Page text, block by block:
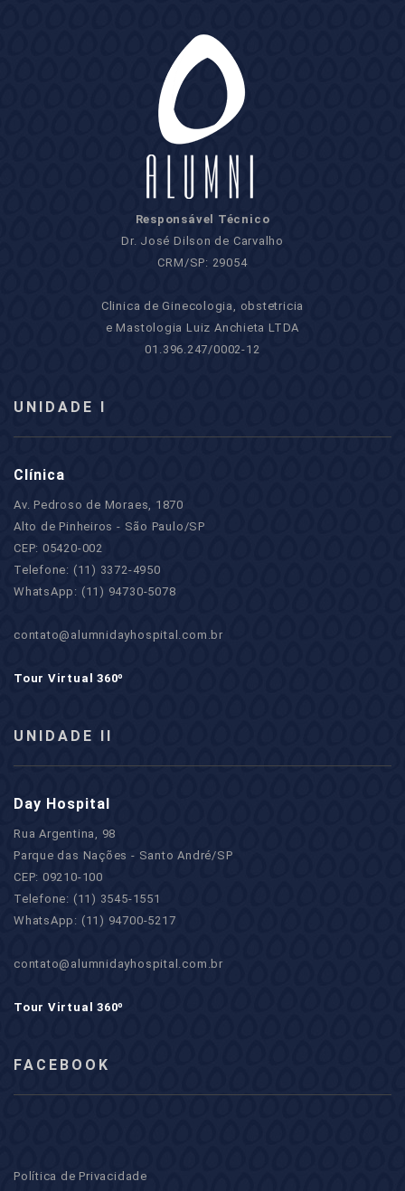
Responsável Técnico
Dr. José Dilson de Carvalho
CRM/SP: 29054
Clinica de Ginecologia, obstetricia
e Mastologia Luiz Anchieta LTDA
01.396.247/0002-12
UNIDADE I
Clínica
Av. Pedroso de Moraes, 1870
Alto de Pinheiros - São Paulo/SP
CEP: 05420-002
Telefone: (11) 3372-4950
WhatsApp: (11) 94730-5078
contato@alumnidayhospital.com.br
Tour Virtual 360º
UNIDADE II
Day Hospital
Rua Argentina, 98
Parque das Nações - Santo André/SP
CEP: 09210-100
Telefone: (11) 3545-1551
WhatsApp: (11) 94700-5217
contato@alumnidayhospital.com.br
Tour Virtual 360º
FACEBOOK
Política de Privacidade